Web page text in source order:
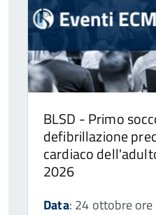
BLSD - Primo
defibrillazione
cardiaco
2026
Data: 24 ottobre